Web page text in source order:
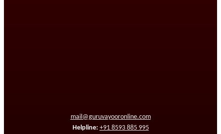
mail@guruvayooronline.com
Helpline: +91 8593 885 995